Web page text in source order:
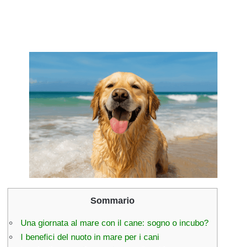
Sommario
Una giornata al mare con il cane: sogno o incubo?
I benefici del nuoto in mare per i cani